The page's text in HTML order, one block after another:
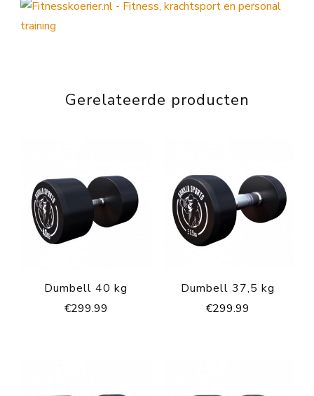
Gerelateerde producten
Dumbell 40 kg
€299.99
Dumbell 37,5 kg
€299.99